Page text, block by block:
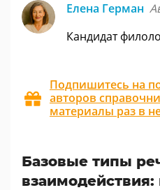
Елена Герман
Кандидат
Подпишитесь на
авторов
материалы раз в
Базовые типы